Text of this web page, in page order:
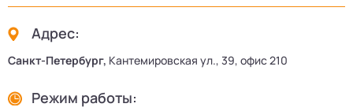
Адрес:
Санкт-Петербург, Кантемировская ул., 39, офис 210
Режим работы: